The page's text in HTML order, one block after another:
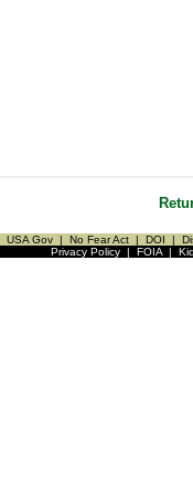
USA Gov | No Fear Act | DOI |
Privacy Policy| FOIA|